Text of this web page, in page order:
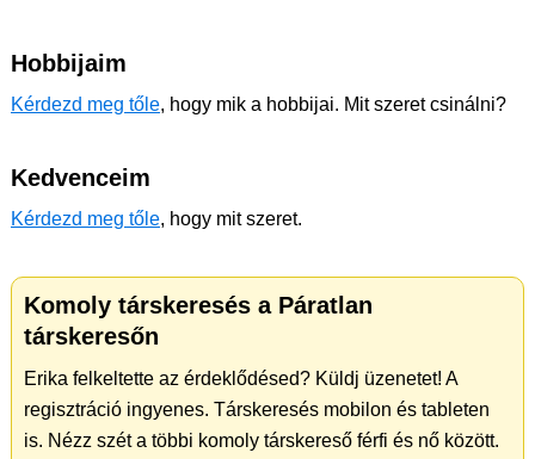
Hobbijaim
Kérdezd meg tőle, hogy mik a hobbijai. Mit szeret csinálni?
Kedvenceim
Kérdezd meg tőle, hogy mit szeret.
Komoly társkeresés a Páratlan
társkeresőn
Erika felkeltette az érdeklődésed? Küldj üzenetet! A
regisztráció ingyenes. Társkeresés mobilon és tableten
is. Nézz szét a többi komoly társkereső férfi és nő között.